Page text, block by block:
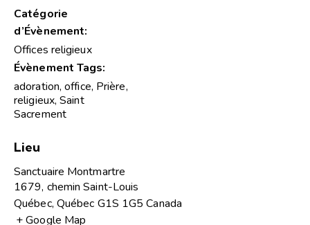
Catégorie
d’Évènement:
Offices religieux
Évènement Tags:
adoration,office, Prière,
religieux,Saint
Sacrement
Lieu
Sanctuaire Montmartre
1679, chemin Saint-Louis
Québec, Québec G1S 1G5 Canada
+ Google Map